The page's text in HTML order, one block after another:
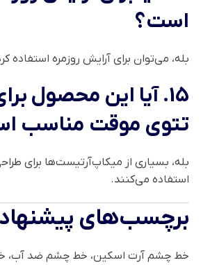
است؟
بله، می‌توان برای آرایش روزمره استفاده
15. آیا این محصول
تتوی موقت مناسب
بله، بسیاری از میکاپ‌آرتیست‌ها برای
استفاده می‌کنند.
برچسب‌های
خط چشم آرت اسکین، خط چشم ضد آب،